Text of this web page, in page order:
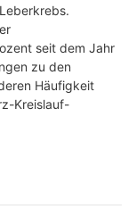
seit dem Jahr
zu den
Häufigkeit
Kreislauf-